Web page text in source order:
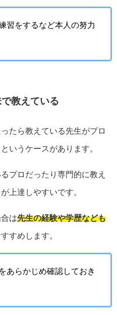
習をするなど本人の努力
教えている
たら教えている先生がプロ
いうケースがあります。
プロだったり専門的に教え
上達しやすいです。
は先生の経験や学歴なども
すめします。
あらかじめ確認しておき